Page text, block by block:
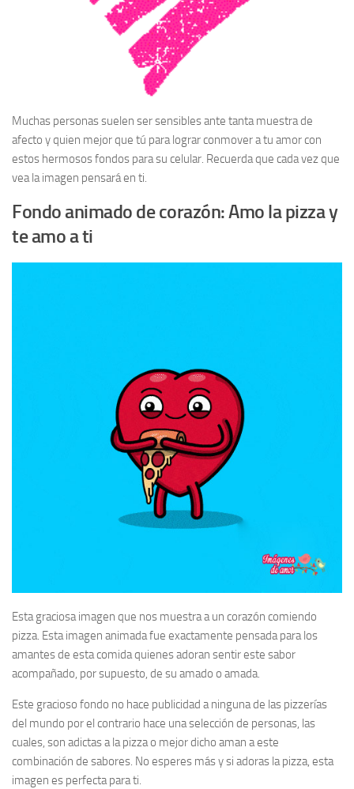
Muchas personas suelen ser sensibles ante tanta muestra de
afecto y quien mejor que tú para lograr conmover a tu amor con
estos hermosos fondos para su celular. Recuerda que cada vez que
vea la imagen pensará en ti.
Fondo animado de corazón: Amo la pizza y
te amo a ti
Esta graciosa imagen que nos muestra a un corazón comiendo
pizza. Esta imagen animada fue exactamente pensada para los
amantes de esta comida quienes adoran sentir este sabor
acompañado, por supuesto, de su amado o amada.
Este gracioso fondo no hace publicidad a ninguna de las pizzerías
del mundo por el contrario hace una selección de personas, las
cuales, son adictas a la pizza o mejor dicho aman a este
combinación de sabores. No esperes más y si adoras la pizza, esta
imagen es perfecta para ti.